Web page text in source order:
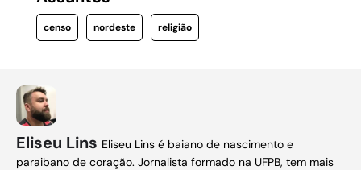
censo nordeste religião
Eliseu Lins Eliseu Lins é baiano de nascimento e
paraibano de coração. Jornalista formado na UFPB, tem mais